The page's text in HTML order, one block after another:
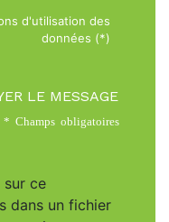
d'utilisation des
données (*)
LE MESSAGE
* Champs obligatoires
sur ce
dans un fichier